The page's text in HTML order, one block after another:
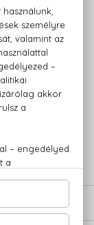
garanciával